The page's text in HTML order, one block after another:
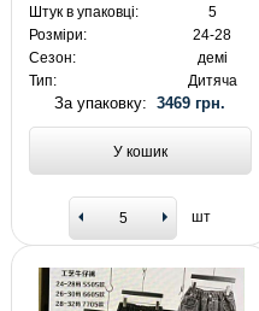
Штук в упаковці:
5
Розміри:
24-28
Сезон:
демі
Тип:
Дитяча
За упаковку:3469 грн.
У кошик
шт